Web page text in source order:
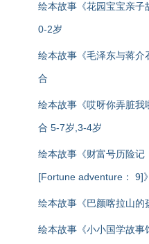
绘本故事《花园宝宝亲子
0-2岁
绘本故事《毛泽东与蒋
合
绘本故事《哎呀你弄脏
合 5-7岁,3-4岁
绘本故事《财富号历险
[Fortune adventure： 9]
绘本故事《巴颜喀拉山的
绘本故事《小小国学故